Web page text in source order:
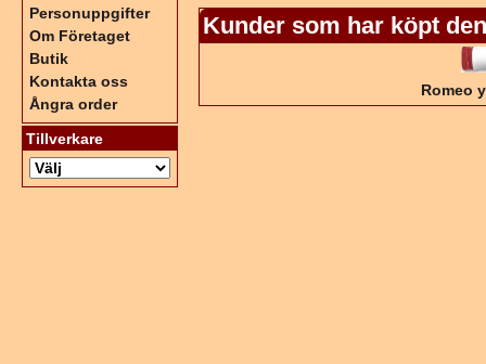
Kunder som har köpt
Romeo
Personuppgifter
Om Företaget
Butik
Kontakta oss
Ångra order
Tillverkare